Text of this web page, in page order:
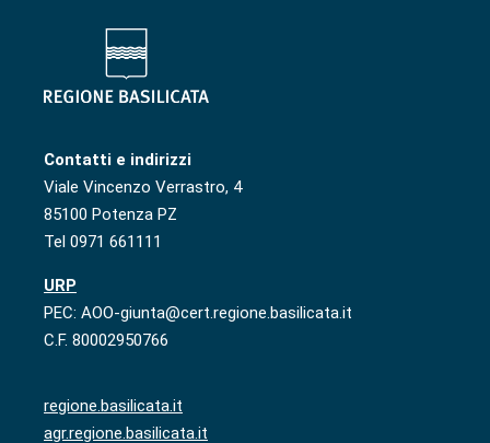
Contatti e indirizzi
Viale Vincenzo Verrastro, 4
85100 Potenza PZ
Tel 0971 661111
URP
PEC: AOO-giunta@cert.regione.basilicata.it
C.F. 80002950766
regione.basilicata.it
agr.regione.basilicata.it